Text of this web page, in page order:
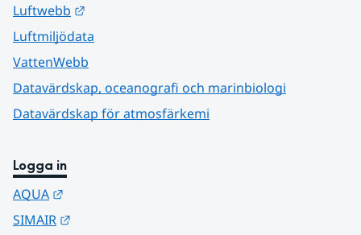
Luftwebb
Luftmiljödata
VattenWebb
Datavärdskap, oceanografi och marinbiologi
Datavärdskap för atmosfärkemi
Logga in
AQUA
SIMAIR